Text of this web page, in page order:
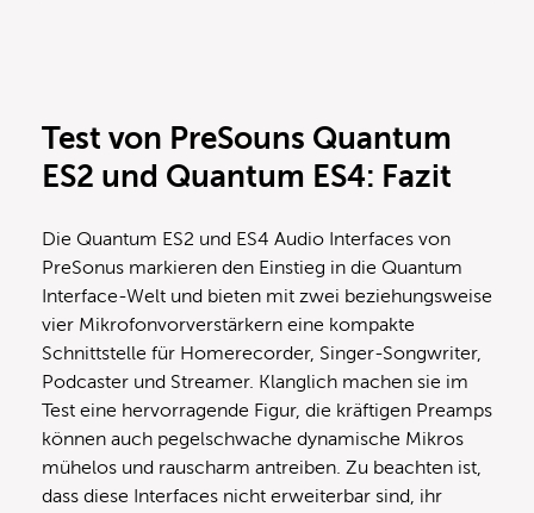
Test von PreSouns Quantum
ES2 und Quantum ES4: Fazit
Die Quantum ES2 und ES4 Audio Interfaces von
PreSonus markieren den Einstieg in die Quantum
Interface-Welt und bieten mit zwei beziehungsweise
vier Mikrofonvorverstärkern eine kompakte
Schnittstelle für Homerecorder, Singer-Songwriter,
Podcaster und Streamer. Klanglich machen sie im
Test eine hervorragende Figur, die kräftigen Preamps
können auch pegelschwache dynamische Mikros
mühelos und rauscharm antreiben. Zu beachten ist,
dass diese Interfaces nicht erweiterbar sind, ihr